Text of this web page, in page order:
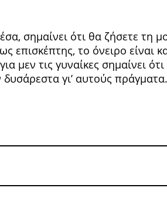
σημαίνει ότι θα ζήσετε τη
το όνειρο είναι
μεν τις γυ­ναίκες σημαίνει
γι’ αυτούς πράγματα.